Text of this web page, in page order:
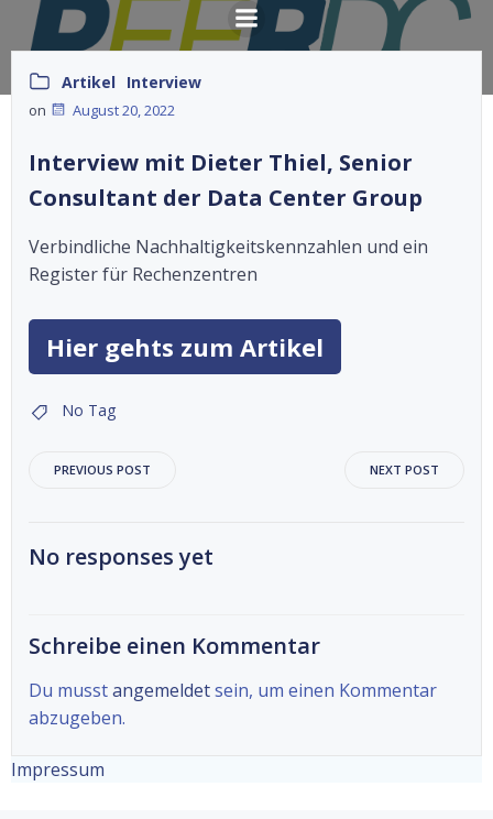
Springe
zum
Artikel Interview
on August 20, 2022
Interview mit Dieter Thiel, Senior
Consultant der Data Center Group
Verbindliche Nachhaltigkeitskennzahlen und ein
Register für Rechenzentren
Hier gehts zum Artikel
No Tag
Beitragsnavigation
PREVIOUS POST NEXT POST
No responses yet
Schreibe einen Kommentar
Du musstangemeldetsein, um einen Kommentar
abzugeben.
Impressum